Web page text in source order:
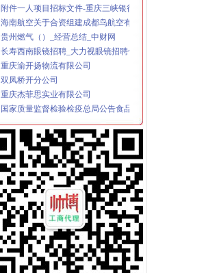
海南航空关于合资组建成都鸟航空有限公司暨关联交易的
贵州燃气（）_经营总结_中财网
长寿西南眼镜招聘_大力视眼镜招聘信息—中华英才网
重庆渝开扬物流有限公司
双凤桥开分公司
重庆杰菲思实业有限公司
国家质量监督检验检疫总局公告食品生产许可证获证企
双凤桥汽车押
大楼蜘蛛人清洗|正规高空清洁公司|渝北双凤桥蜘蛛人清
重庆火口公司_重庆火口生产厂家_企业公司
两路开分公司
公交公司开通两路元宵赏灯班车-杭州新闻中心-杭州网
【物流装卸工,合肥市金润物流有限公司经开分公司招聘
请问成都市温江区圣楠装饰公司,在都江堰开有分公司吗
厦航在天津开分公司2日开通至新加坡航线_天津_新闻_腾
合肥杜威智能科技股份有限公司开转让说明书_杜威智能
龙溪开分公司
-重庆招聘-重庆美众会展服务有限公司2018招聘_搜狐教
重庆500企业电话是多少？希望详细一点的,好网址发出来